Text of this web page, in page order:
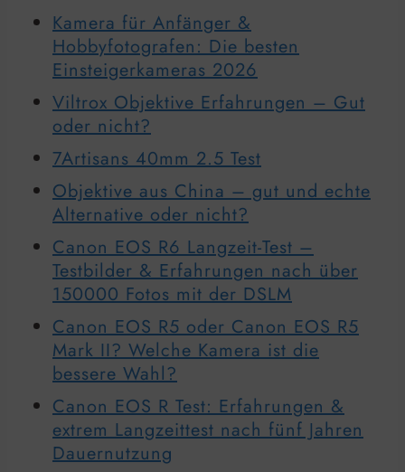
Kamera für Anfänger &
Hobbyfotografen: Die besten
Einsteigerkameras 2026
Viltrox Objektive Erfahrungen – Gut
oder nicht?
7Artisans 40mm 2.5 Test
Objektive aus China – gut und echte
Alternative oder nicht?
Canon EOS R6 Langzeit-Test –
Testbilder & Erfahrungen nach über
150000 Fotos mit der DSLM
Canon EOS R5 oder Canon EOS R5
Mark II? Welche Kamera ist die
bessere Wahl?
Canon EOS R Test: Erfahrungen &
extrem Langzeittest nach fünf Jahren
Dauernutzung